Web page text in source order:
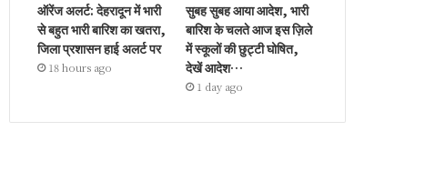
ऑरेंज अलर्ट: देहरादून में भारी
से बहुत भारी बारिश का खतरा,
जिला प्रशासन हाई अलर्ट पर
18 hours ago
सुबह सुबह आया आदेश, भारी
बारिश के चलते आज इस ज़िले
में स्कूलों की छुट्टी घोषित,
देखें आदेश…
1 day ago